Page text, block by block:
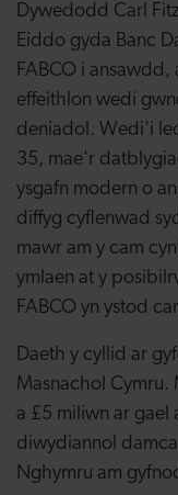
Dywedodd Carl
Eiddo gyda Banc
FABCO i
effeithlon wedi
deniadol. Wedi'i
35, mae'r
ysgafn modern o
diffyg cyflenwad
mawr am y cam
ymlaen at y
FABCO yn ystod
Daeth y cyllid ar
Masnachol
a £5 miliwn ar gael
diwydiannol
Nghymru am